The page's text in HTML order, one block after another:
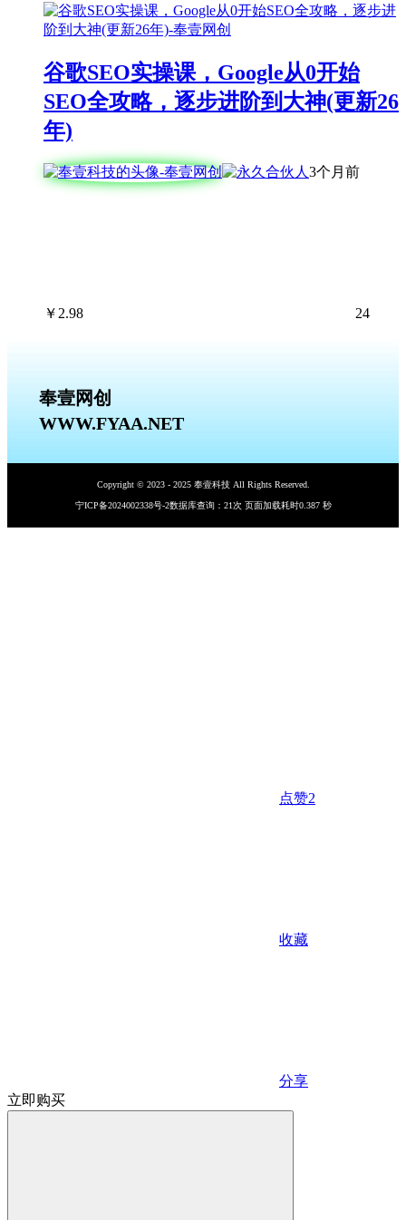
谷歌SEO实操课，Google从0开始
SEO全攻略，逐步进阶到大神(更新26
年)
3个月前
￥ 2.98 24
奉壹网创
WWW.FYAA.NET
Copyright © 2023 - 2025 奉壹科技 All Rights Reserved.
宁ICP备2024002338号-2数据库查询：21次 页面加载耗时0.387 秒
点赞2
收藏
分享
立即购买